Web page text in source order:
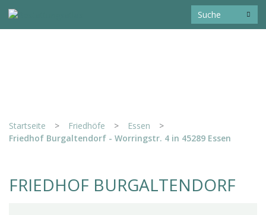
Startseite > Friedhöfe > Essen
>
Friedhof Burgaltendorf - Worringstr. 4 in 45289 Essen
FRIEDHOF BURGALTENDORF